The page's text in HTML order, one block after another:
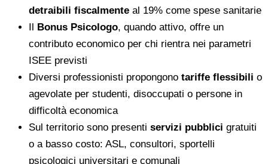
detraibili fiscalmente al 19% come spese sanitarie
Il Bonus Psicologo, quando attivo, offre un
contributo economico per chi rientra nei parametri
ISEE previsti
Diversi professionisti propongono tariffe flessibili o
agevolate per studenti, disoccupati o persone in
difficoltà economica
Sul territorio sono presenti servizi pubblici gratuiti
o a basso costo: ASL, consultori, sportelli
psicologici universitari e comunali